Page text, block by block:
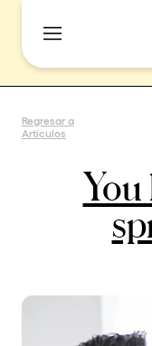
Regresar a
Artículos